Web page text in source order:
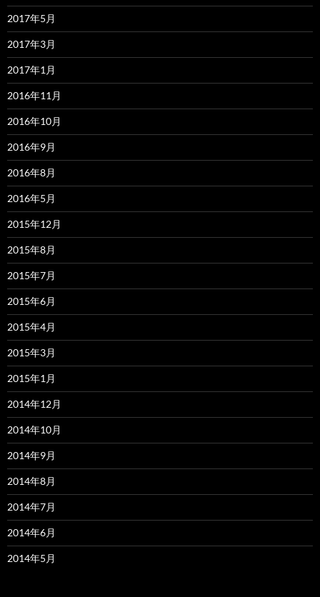
2017年5月
2017年3月
2017年1月
2016年11月
2016年10月
2016年9月
2016年8月
2016年5月
2015年12月
2015年8月
2015年7月
2015年6月
2015年4月
2015年3月
2015年1月
2014年12月
2014年10月
2014年9月
2014年8月
2014年7月
2014年6月
2014年5月